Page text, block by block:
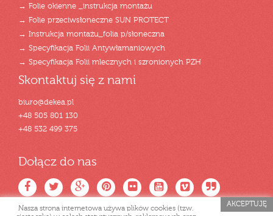
→ Folie okienne _instrukcja montażu
→ Folie przeciwsłoneczne SUN PROTECT
→ Instrukcja montażu_folia p/słoneczna
→ Specyfikacja Folii Antywłamaniowych
→ Specyfikacja Folii mlecznych i szronionych PZH
Skontaktuj się z nami
biuro@dekea.pl
+48 505 801 130
+48 532 499 375
Dołącz do nas
Nasza strona internetowa używa plików cookies (tzw.
AKCEPTUJĘ